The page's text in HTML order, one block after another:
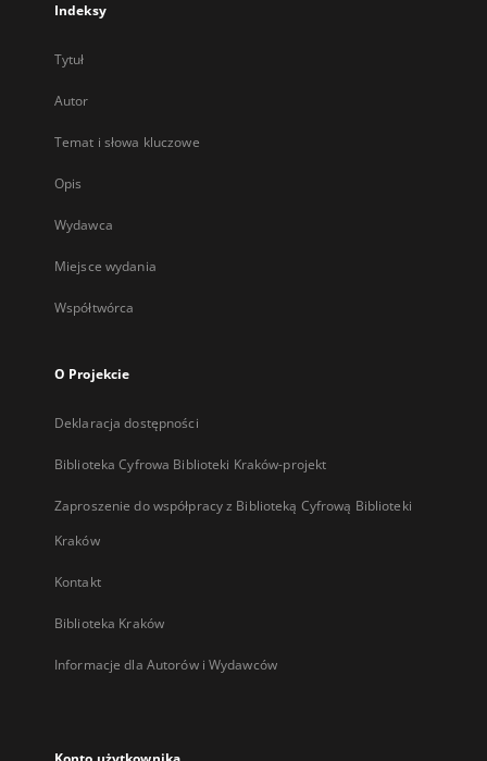
Indeksy
Tytuł
Autor
Temat i słowa kluczowe
Opis
Wydawca
Miejsce wydania
Współtwórca
O Projekcie
Deklaracja dostępności
Biblioteka Cyfrowa Biblioteki Kraków-projekt
Zaproszenie do współpracy z Biblioteką Cyfrową Biblioteki
Kraków
Kontakt
Biblioteka Kraków
Informacje dla Autorów i Wydawców